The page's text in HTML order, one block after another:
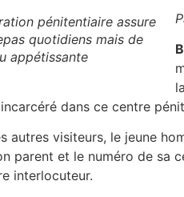
pénitentiaire assure
quotidiens mais de
appétissante
dans ce centre
autres visiteurs, le jeune
parent et le numéro de sa
interlocuteur.